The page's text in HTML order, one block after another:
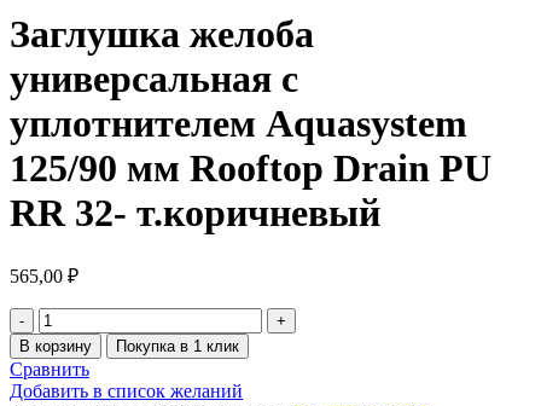
Заглушка желоба
универсальная с
уплотнителем Aquasystem
125/90 мм Rooftop Drain PU
RR 32- т.коричневый
565,00 ₽
В корзину Покупка в 1 клик
Сравнить
Добавить в список желаний